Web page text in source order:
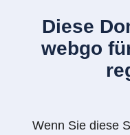
Diese
webgo
Wenn Sie diese